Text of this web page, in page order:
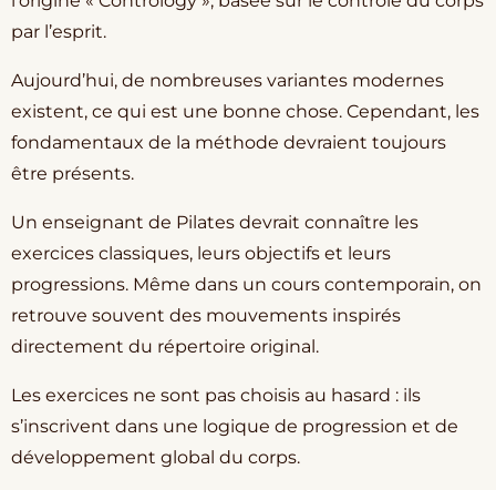
par l’esprit.
Aujourd’hui, de nombreuses variantes modernes
existent, ce qui est une bonne chose. Cependant, les
fondamentaux de la méthode devraient toujours
être présents.
Un enseignant de Pilates devrait connaître les
exercices classiques, leurs objectifs et leurs
progressions. Même dans un cours contemporain, on
retrouve souvent des mouvements inspirés
directement du répertoire original.
Les exercices ne sont pas choisis au hasard : ils
s’inscrivent dans une logique de progression et de
développement global du corps.